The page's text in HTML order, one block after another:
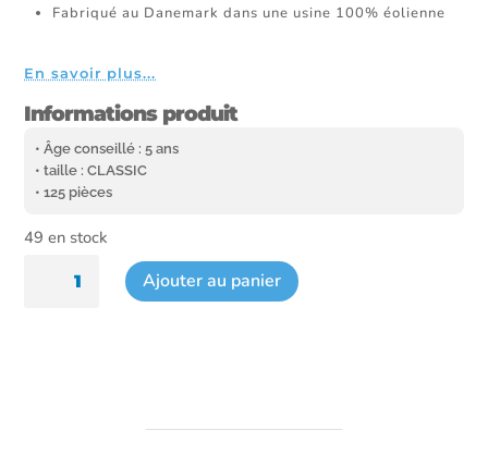
Fabriqué au Danemark dans une usine 100% éolienne
En savoir plus...
Informations produit
• Âge conseillé : 5 ans
• taille : CLASSIC
• 125 pièces
49 en stock
quantité
Ajouter au panier